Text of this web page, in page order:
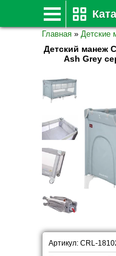
Главная » Детские
Детский манеж
Ash Grey
Артикул: CRL-